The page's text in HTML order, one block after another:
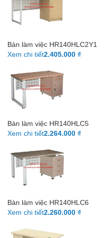
Bàn làm việc HR140HLC2Y1
Xem chi tiết2.405.000 ₫
Bàn làm việc HR140HLC5
Xem chi tiết2.264.000 ₫
Bàn làm việc HR140HLC6
Xem chi tiết2.260.000 ₫